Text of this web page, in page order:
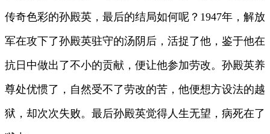
传奇色彩的孙殿英，最后的结局如何呢？1947年，解放
军在攻下了孙殿英驻守的汤阴后，活捉了他，鉴于他在
抗日中做出了不小的贡献，便让他参加劳改。孙殿英养
尊处优惯了，自然受不了劳改的苦，他便想方设法的越
狱，却次次失败。最后孙殿英觉得人生无望，病死在了